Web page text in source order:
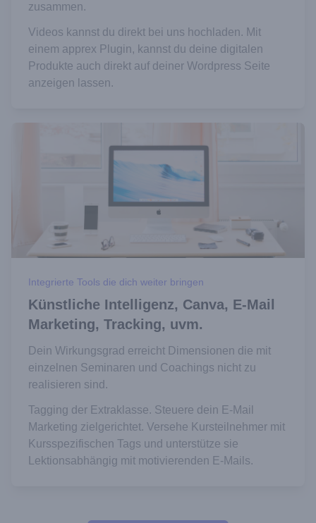
zusammen.
Videos kannst du direkt bei uns hochladen. Mit
einem apprex Plugin, kannst du deine digitalen
Produkte auch direkt auf deiner Wordpress Seite
anzeigen lassen.
Integrierte Tools die dich weiter bringen
Künstliche Intelligenz, Canva, E-Mail
Marketing, Tracking, uvm.
Dein Wirkungsgrad erreicht Dimensionen die mit
einzelnen Seminaren und Coachings nicht zu
realisieren sind.
Tagging der Extraklasse. Steuere dein E-Mail
Marketing zielgerichtet. Versehe Kursteilnehmer mit
Kursspezifischen Tags und unterstütze sie
Lektionsabhängig mit motivierenden E-Mails.